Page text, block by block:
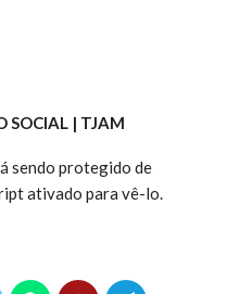
SOCIAL | TJAM
sendo protegido de
ativado para vê-lo.